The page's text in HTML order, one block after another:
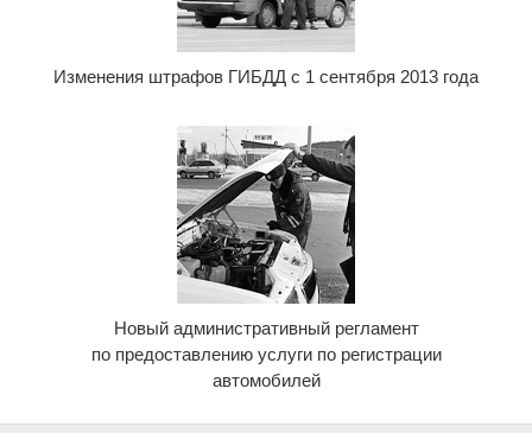
Изменения штрафов ГИБДД с 1 сентября 2013 года
Новый административный регламент
по предоставлению услуги по регистрации
автомобилей